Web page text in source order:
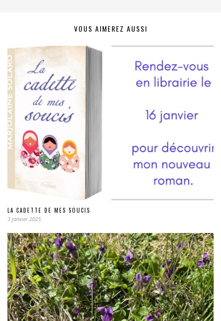
VOUS AIMEREZ AUSSI
LA CADETTE DE MES SOUCIS
3 janvier 2025